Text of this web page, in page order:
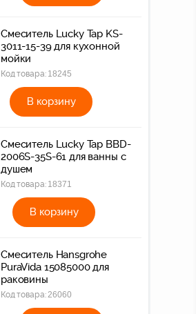
Смеситель Lucky Tap KS-
3011-15-39 для кухонной
мойки
Код товара: 18245
В корзину
Смеситель Lucky Tap BBD-
2006S-35S-61 для ванны с
душем
Код товара: 18371
В корзину
Смеситель Hansgrohe
PuraVida 15085000 для
раковины
Код товара:26060